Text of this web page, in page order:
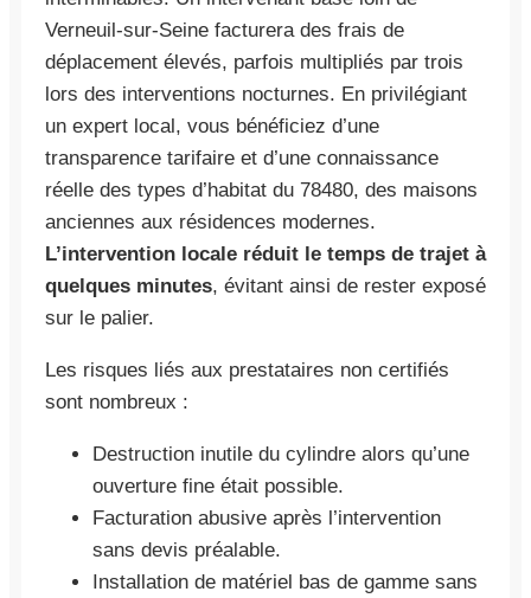
Verneuil-sur-Seine facturera des frais de
déplacement élevés, parfois multipliés par trois
lors des interventions nocturnes. En privilégiant
un expert local, vous bénéficiez d’une
transparence tarifaire et d’une connaissance
réelle des types d’habitat du 78480, des maisons
anciennes aux résidences modernes.
L’intervention locale réduit le temps de trajet à
quelques minutes, évitant ainsi de rester exposé
sur le palier.
Les risques liés aux prestataires non certifiés
sont nombreux :
Destruction inutile du cylindre alors qu’une
ouverture fine était possible.
Facturation abusive après l’intervention
sans devis préalable.
Installation de matériel bas de gamme sans